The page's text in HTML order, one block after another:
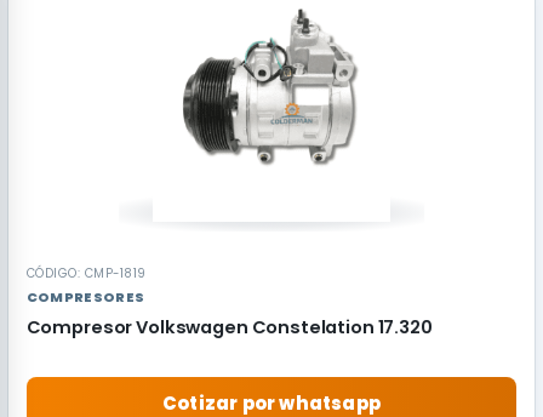
CÓDIGO: CMP-1819
COMPRESORES
Compresor Volkswagen Constelation 17.320
Cotizar por whatsapp